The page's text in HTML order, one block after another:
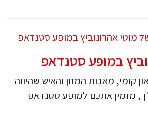
במופע סטנדאפ
קומי, מאבות המזון והאיש שהיווה
מזמין אתכם למופע סטנדאפ